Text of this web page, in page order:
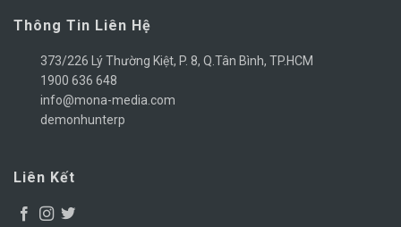
Thông Tin Liên Hệ
373/226 Lý Thường Kiệt, P. 8, Q.Tân Bình, TP.HCM
1900 636 648
info@mona-media.com
demonhunterp
Liên Kết